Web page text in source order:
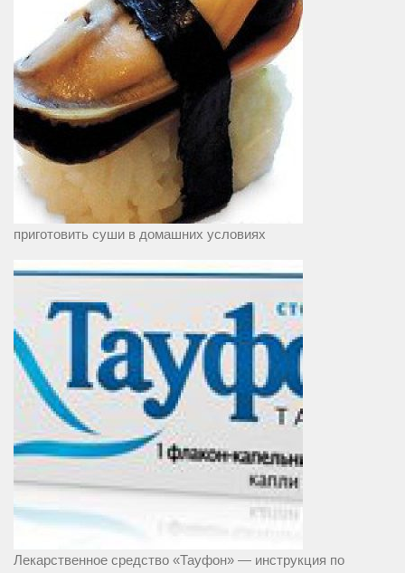
приготовить суши в домашних условиях
Лекарственное средство «Тауфон» — инструкция по